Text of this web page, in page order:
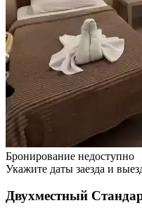
Бронирование недоступно
Укажите даты заезда и
Двухместный